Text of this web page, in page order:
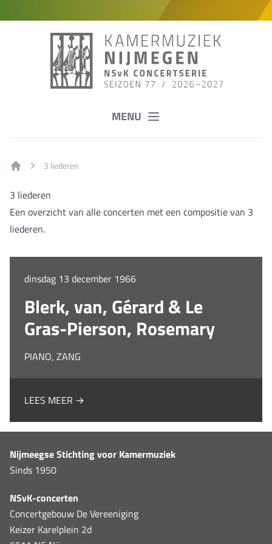
MENU
3 liederen
3 liederen
Een overzicht van alle concerten met een compositie van 3
liederen.
dinsdag 13 december 1966
Blerk, van, Gérard & Le
Gras-Pierson, Rosemary
PIANO, ZANG
LEES MEER →
Nijmeegse Stichting voor Kamermuziek
Sinds 1950
NSvK-concerten
Concertgebouw De Vereeniging
Keizer Karelplein 2d